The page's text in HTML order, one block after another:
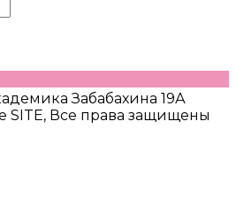
Забабахина 19А
SITE, Все права защищены